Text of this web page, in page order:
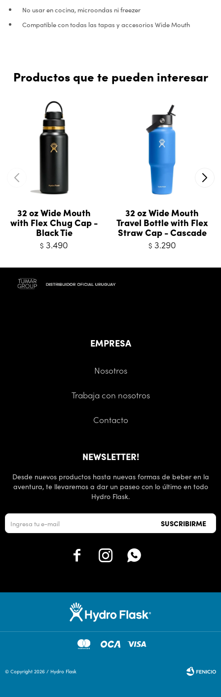
No usar en cocina, microondas ni freezer
Compatible con todas las tapas y accesorios Wide Mouth
Productos que te pueden interesar
32 oz Wide Mouth
with Flex Chug Cap -
Black Tie
$ 3.490
32 oz Wide Mouth
Travel Bottle with Flex
Straw Cap - Cascade
$ 3.290
EMPRESA
Nosotros
Trabaja con nosotros
Contacto
NEWSLETTER!
Desde nuevos productos hasta nuevas formas de beber en la
aventura, te llevaremos a dar un paseo con lo último en todo
Hydro Flask.
SUSCRIBIRME
  
© Copyright 2026 / Hydro Flask